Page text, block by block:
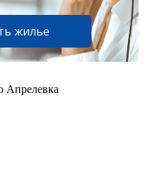
жилье
Апрелевка